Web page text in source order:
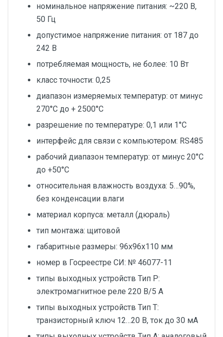
номинальное напряжение питания: ~220 В,
50 Гц
допустимое напряжение питания: от 187 до
242 В
потребляемая мощность, не более: 10 Вт
класс точности: 0,25
диапазон измеряемых температур: от минус
270°С до + 2500°С
разрешение по температуре: 0,1 или 1°С
интерфейс для связи с компьютером: RS485
рабочий диапазон температур: от минус 20°С
до +50°С
относительная влажность воздуха: 5…90%,
без конденсации влаги
материал корпуса: металл (дюраль)
тип монтажа: щитовой
габаритные размеры: 96х96х110 мм
номер в Госреестре СИ: № 46077-11
типы выходных устройств Тип Р:
электромагнитное реле 220 В/5 А
типы выходных устройств Тип Т:
транзисторный ключ 12…20 В, ток до 30 мА